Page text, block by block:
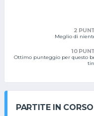
2
Meglio di
10
Ottimo punteggio per questo
PARTITE IN CORSO